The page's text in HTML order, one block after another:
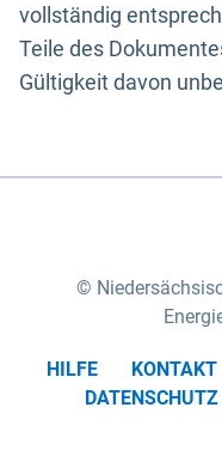
vollständig
Teile des
Gültigkeit davon
HILFE KONTAKT
DATENSCHUTZ